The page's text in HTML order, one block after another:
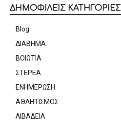
ΔΗΜΟΦΙΛΕΙΣ ΚΑΤΗΓΟΡΙΕΣ
Blog
ΔΙΑΒΗΜΑ
ΒΟΙΩΤΙΑ
ΣΤΕΡΕΑ
ΕΝΗΜΕΡΩΣΗ
ΑΘΛΗΤΙΣΜΟΣ
ΛΙΒΑΔΕΙΑ